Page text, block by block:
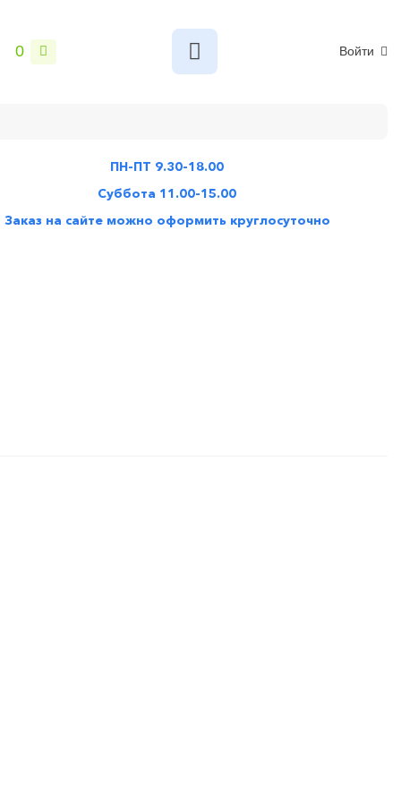
0 Войти
ПН-ПТ 9.30-18.00
Суббота 11.00-15.00
Заказ на сайте можно оформить круглосуточно